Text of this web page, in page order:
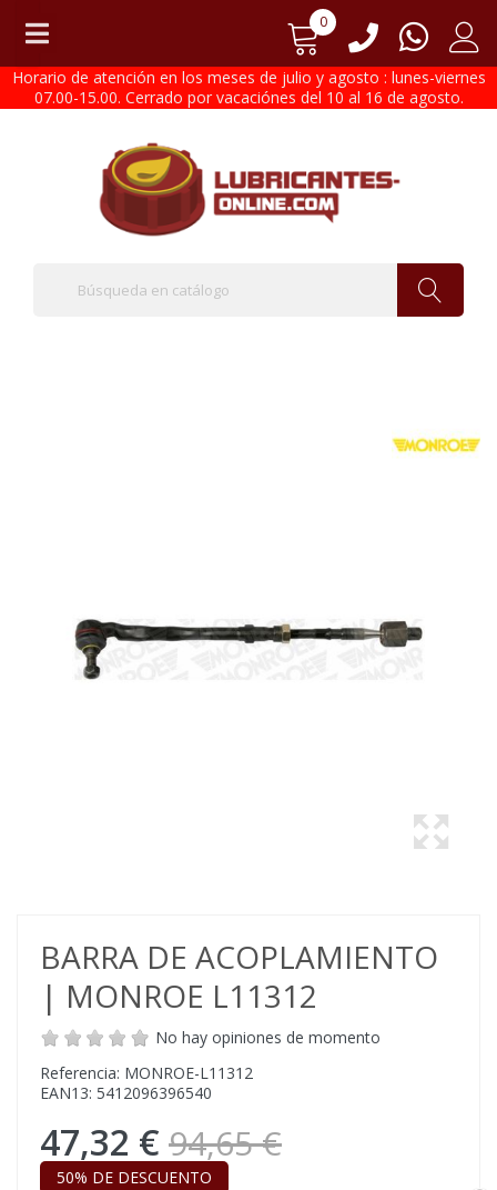
0
Horario de atención en los meses de julio y agosto : lunes-viernes
07.00-15.00. Cerrado por vacaciónes del 10 al 16 de agosto.
BARRA DE ACOPLAMIENTO
| MONROE L11312
No hay opiniones de momento
Referencia: MONROE-L11312
EAN13: 5412096396540
47,32 € 94,65 €
50% DE DESCUENTO